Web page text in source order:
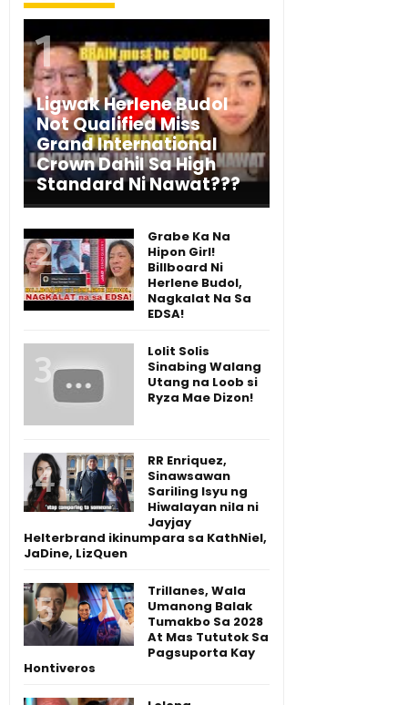
Ligwak Herlene Budol
Not Qualified Miss
Grand International
Crown Dahil Sa High
Standard Ni Nawat???
Grabe Ka Na
Hipon Girl!
Billboard Ni
Herlene Budol,
Nagkalat Na Sa
EDSA!
Lolit Solis
Sinabing Walang
Utang na Loob si
Ryza Mae Dizon!
RR Enriquez,
Sinawsawan
Sariling Isyu ng
Hiwalayan nila ni
Jayjay
Helterbrand ikinumpara sa KathNiel,
JaDine, LizQuen
Trillanes, Wala
Umanong Balak
Tumakbo Sa 2028
At Mas Tututok Sa
Pagsuporta Kay
Hontiveros